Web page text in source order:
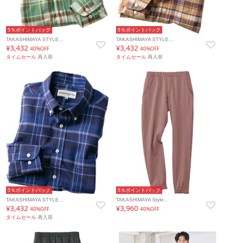
5％ポイントバック
TAKASHIMAYA STYLE…
¥3,432 40%OFF
タイムセール 再入荷
5％ポイントバック
TAKASHIMAYA STYLE…
¥3,43240%OFF
タイムセール再入荷
5％ポイントバック
TAKASHIMAYA STYLE…
¥3,432 40%OFF
タイムセール 再入荷
5％ポイントバック
TAKASHIMAYA Style…
¥3,96040%OFF